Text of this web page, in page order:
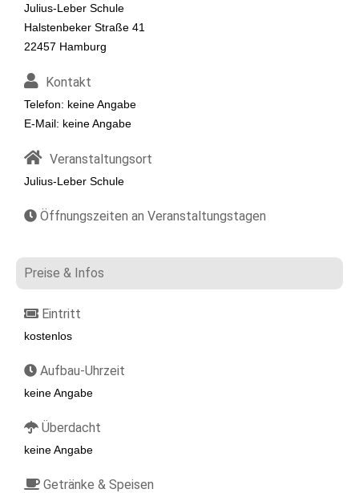
Julius-Leber Schule
Halstenbeker Straße 41
22457 Hamburg
Kontakt
Telefon: keine Angabe
E-Mail: keine Angabe
Veranstaltungsort
Julius-Leber Schule
Öffnungszeiten an Veranstaltungstagen
Preise & Infos
Eintritt
kostenlos
Aufbau-Uhrzeit
keine Angabe
Überdacht
keine Angabe
Getränke & Speisen